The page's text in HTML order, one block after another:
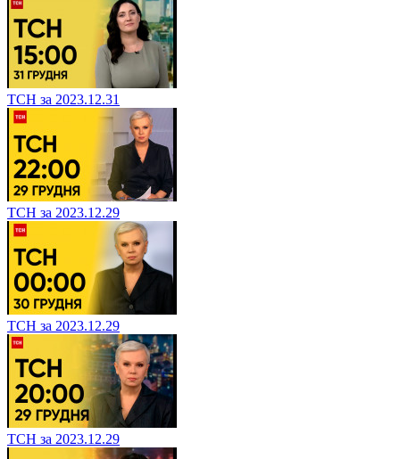
ТСН за 2023.12.31
ТСН за 2023.12.29
ТСН за 2023.12.29
ТСН за 2023.12.29